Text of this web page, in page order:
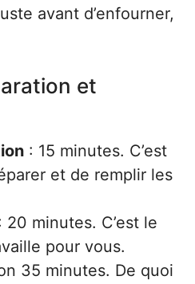
avant d’enfourner,
et
: 15 minutes. C’est
et de remplir les
20 minutes. C’est le
pour vous.
35 minutes. De quoi